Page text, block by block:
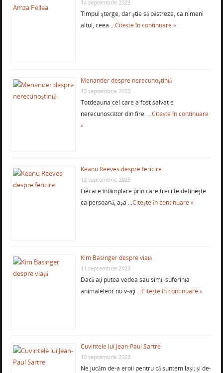
14 septembrie 2023
Timpul şterge, dar ştie să păstreze, ca nimeni
altul, ceea …Citește în continuare »
Menander despre nerecunoştinţă
13 septembrie 2023
Totdeauna cel care a fost salvat e
nerecunoscător din fire. …Citește în continuare
»
Keanu Reeves despre fericire
12 septembrie 2023
Fiecare întâmplare prin care treci te defineşte
ca persoană, aşa …Citește în continuare »
Kim Basinger despre viaţă
11 septembrie 2023
Dacă aţi putea vedea sau simţi suferinţa
animaleleor nu v-aţi …Citește în continuare »
Cuvintele lui Jean-Paul Sartre
10 septembrie 2023
Ne jucăm de-a eroii pentru că suntem lași; și de-